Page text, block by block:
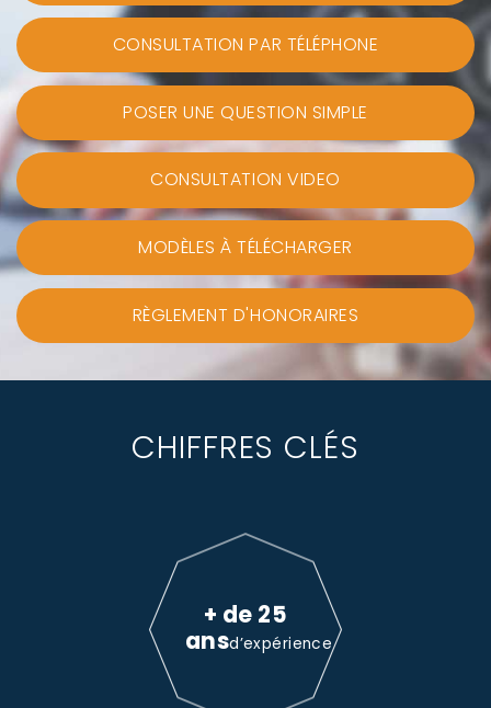
CONSULTATION PAR TÉLÉPHONE
POSER UNE QUESTION SIMPLE
CONSULTATION VIDEO
MODÈLES À TÉLÉCHARGER
RÈGLEMENT D'HONORAIRES
CHIFFRES CLÉS
+ de 25
ansd’expérience